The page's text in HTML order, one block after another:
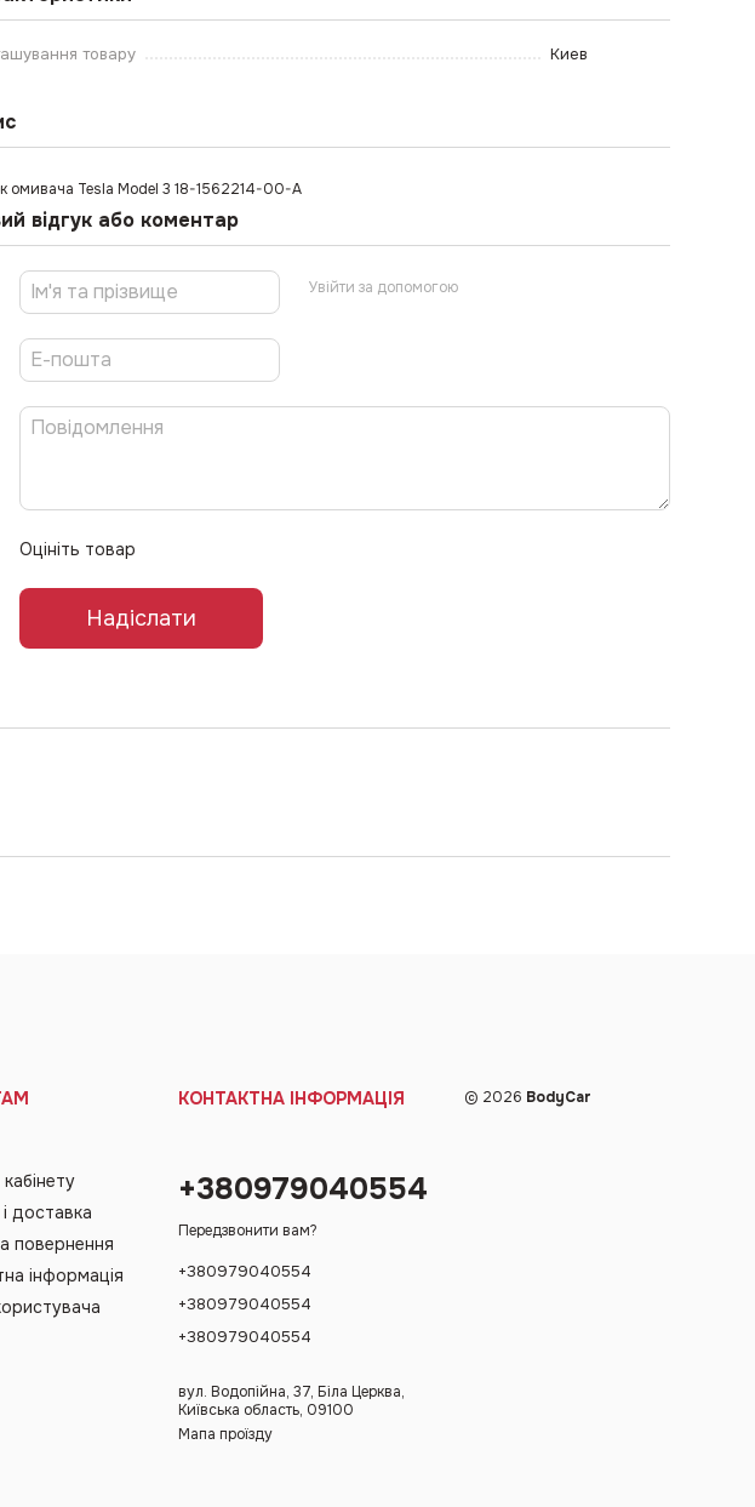
товару Киев
омивача Tesla Model 3 18-1562214-00-A
відгук або коментар
Увійти за допомогою
Оцініть товар
Надіслати
доставка
повернення
інформація
КОНТАКТНА ІНФОРМАЦІЯ
+380979040554
Передзвонити вам?
+380979040554
+380979040554
+380979040554
вул. Водопійна, 37, Біла Церква,
Київська область, 09100
Мапа проїзду
© 2026 BodyCar